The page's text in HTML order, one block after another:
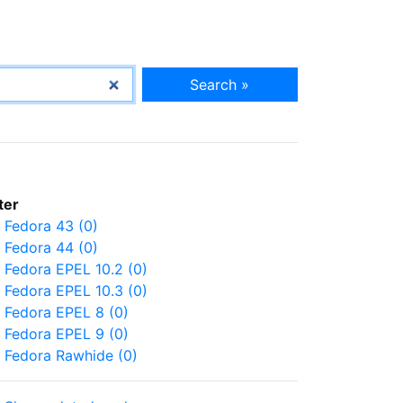
Search »
Fedora 43 (0)
Fedora 44 (0)
Fedora EPEL 10.2 (0)
Fedora EPEL 10.3 (0)
Fedora EPEL 8 (0)
Fedora EPEL 9 (0)
Fedora Rawhide (0)